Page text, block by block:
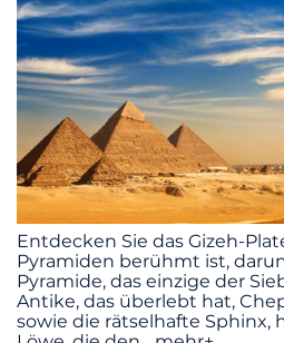
Entdecken Sie das Gizeh-
Pyramiden berühmt ist,
Pyramide, das einzige der
Antike, das überlebt hat,
sowie die rätselhafte Sphinx,